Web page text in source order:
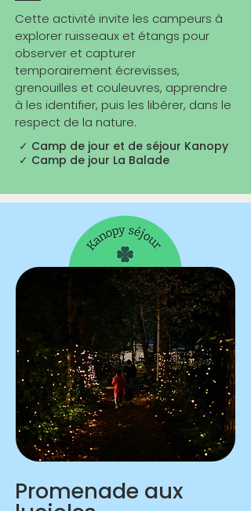
Cette activité invite les campeurs à
explorer ruisseaux et étangs pour
observer et capturer
temporairement écrevisses,
grenouilles et couleuvres, apprendre
à les identifier, puis les libérer, dans le
respect de la nature.
✓ Camp de jour et de séjour Kanopy
✓ Camp de jour La Balade
Promenade aux